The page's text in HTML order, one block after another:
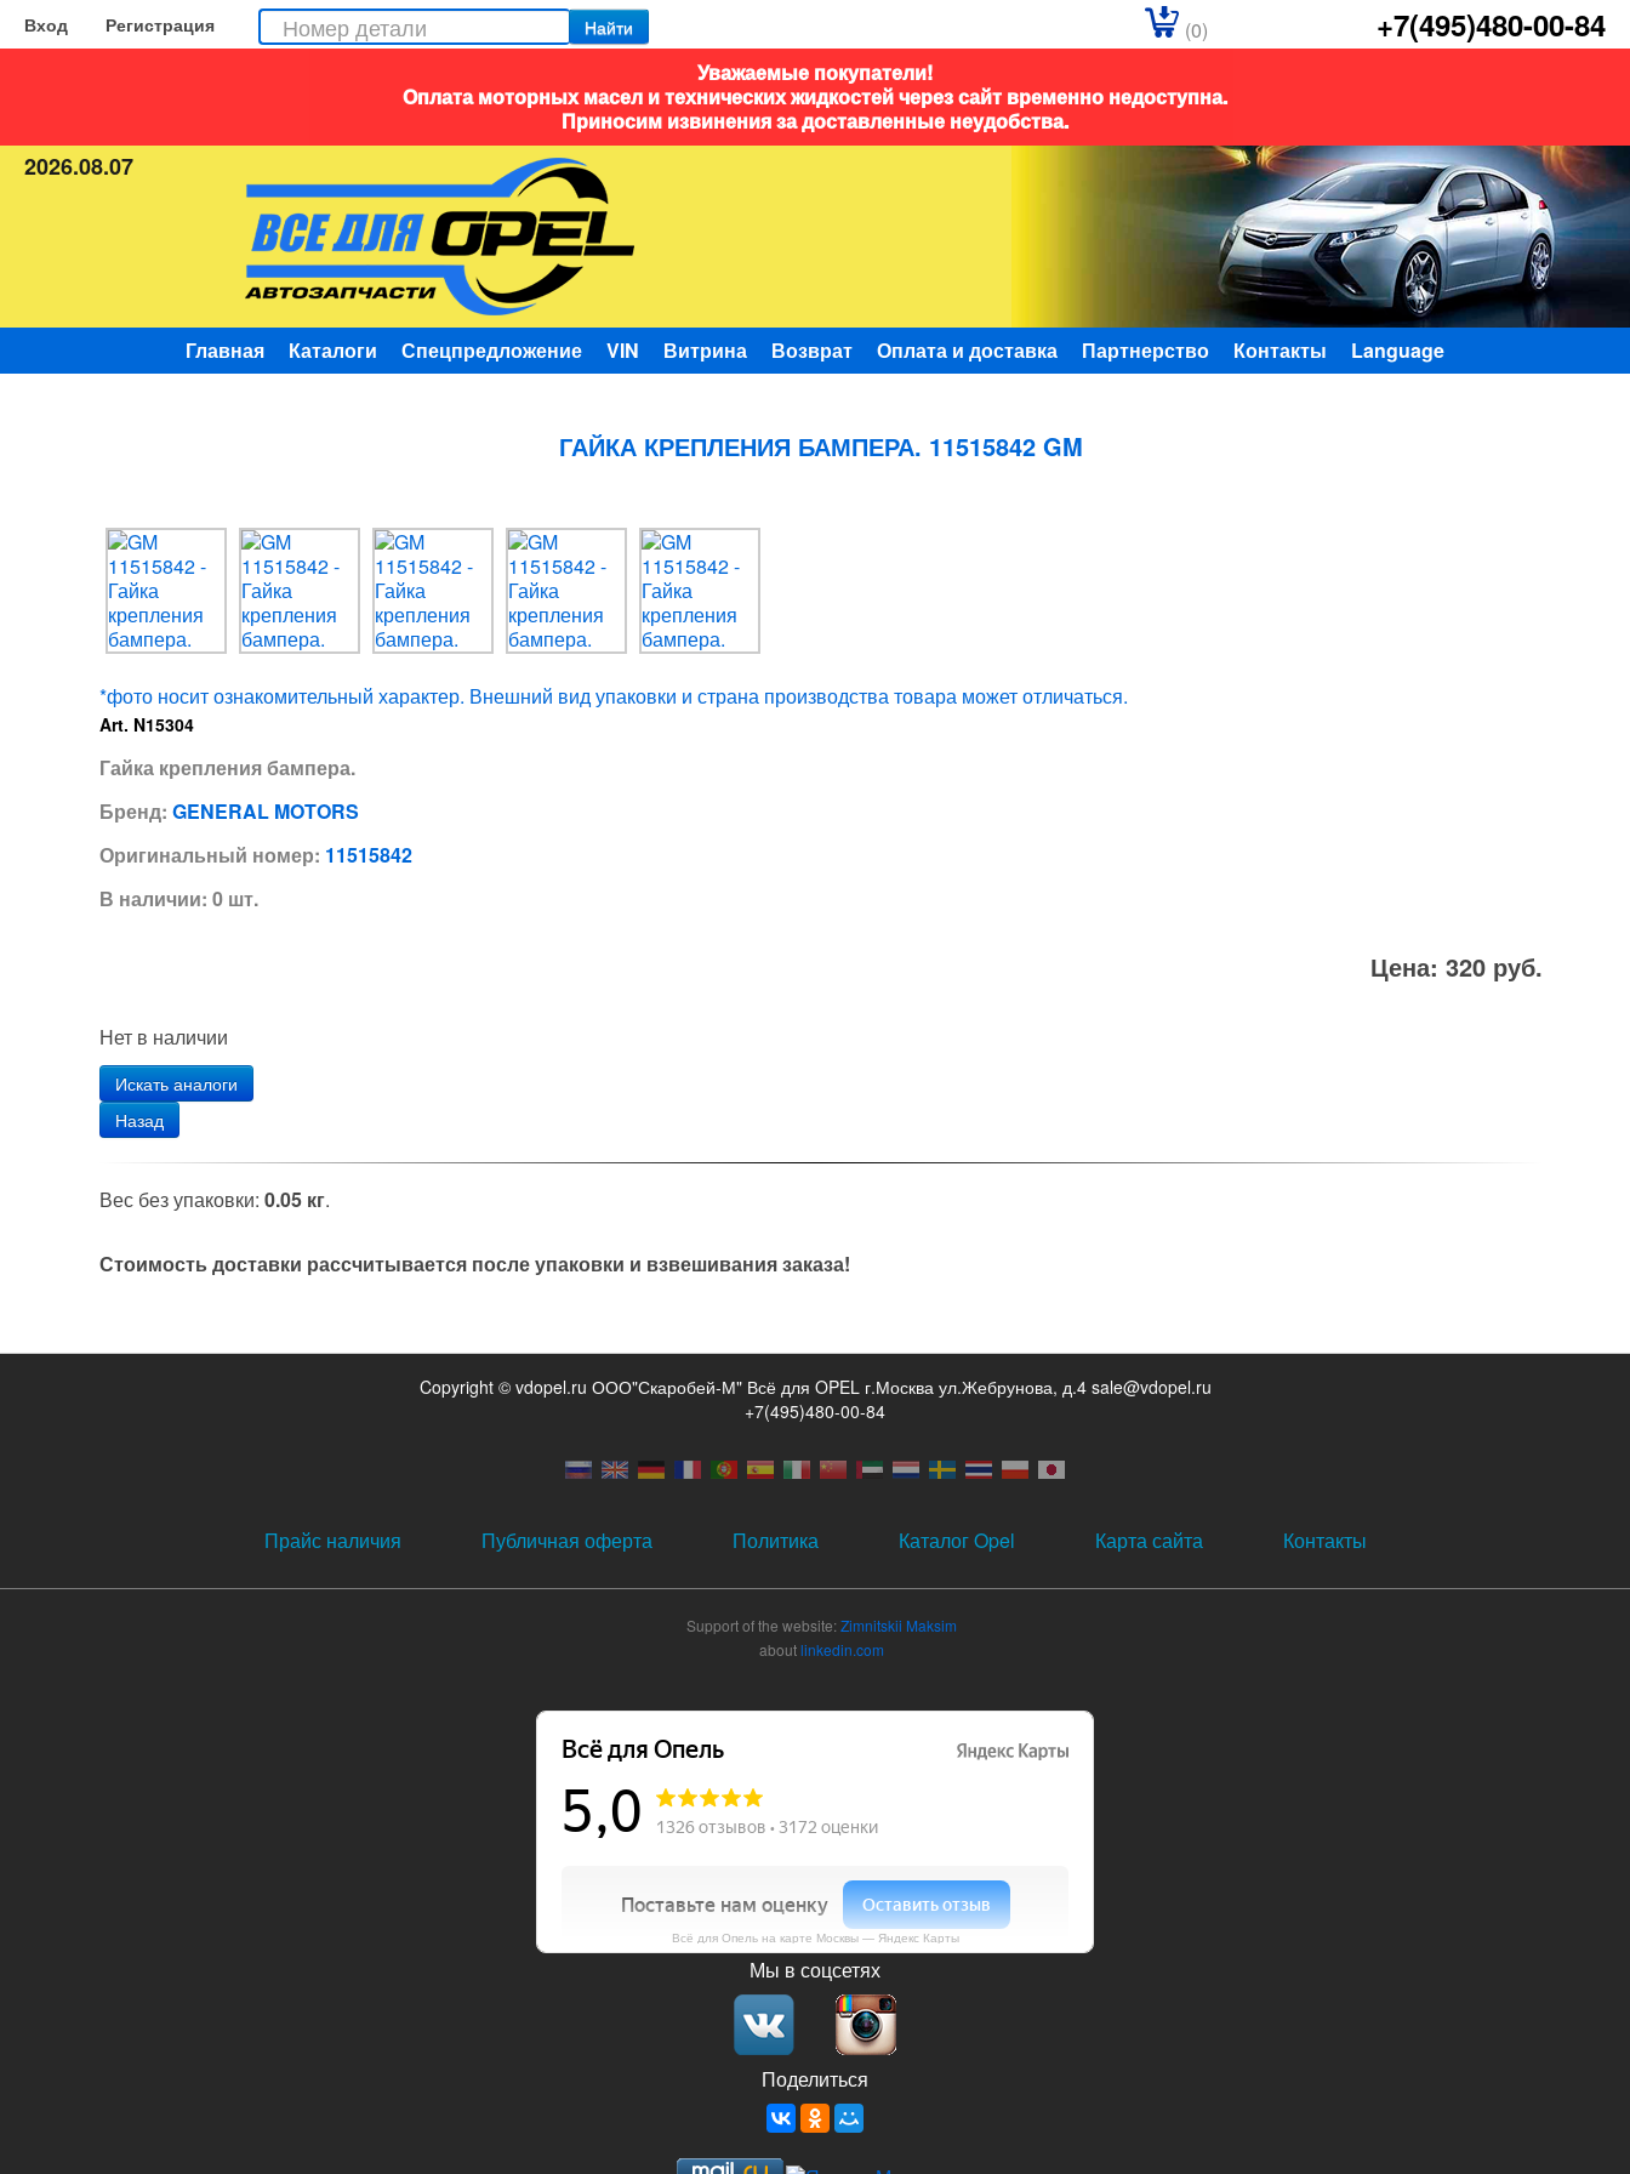
Вход Регистрация Найти (0) +7(495)480-00-84
Уважаемые покупатели!
Оплата моторных масел и технических жидкостей через сайт временно недоступна.
Приносим извинения за доставленные неудобства.
2026.08.07
Главная Каталоги Спецпредложение VIN Витрина Возврат Оплата и доставка Партнерство Контакты Language
ГАЙКА КРЕПЛЕНИЯ БАМПЕРА. 11515842 GM
*фото носит ознакомительный характер. Внешний вид упаковки и страна производства товара может отличаться.
Art. N15304
Гайка крепления бампера.
Бренд: GENERAL MOTORS
Оригинальный номер: 11515842
В наличии: 0 шт.
Цена: 320 руб.
Нет в наличии
Искать аналоги
Назад
Вес без упаковки: 0.05 кг.
Стоимость доставки рассчитывается после упаковки и взвешивания заказа!
Copyright © vdopel.ru ООО"Скаробей-М" Всё для OPEL г.Москва ул.Жебрунова, д.4 sale@vdopel.ru
+7(495)480-00-84
Прайс наличия Публичная оферта Политика Каталог Opel Карта сайта Контакты
Support of the website:Zimnitskii Maksim
aboutlinkedin.com
Всё для Опель на карте Москвы — Яндекс Карты
Мы в соцсетях
Поделиться